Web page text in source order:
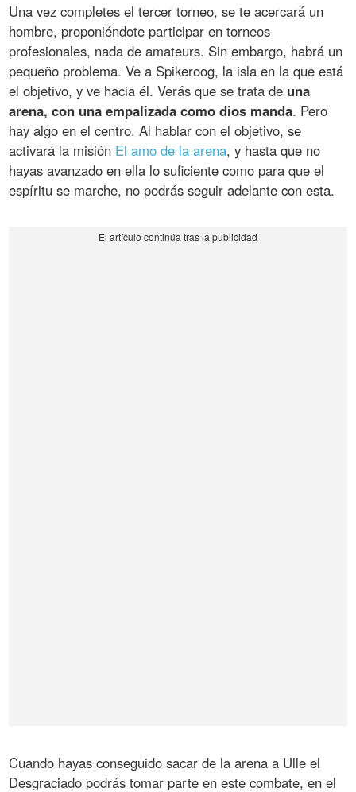
Una vez completes el tercer torneo, se te acercará un
hombre, proponiéndote participar en torneos
profesionales, nada de amateurs. Sin embargo, habrá un
pequeño problema. Ve a Spikeroog, la isla en la que está
el objetivo, y ve hacia él. Verás que se trata de una
arena, con una empalizada como dios manda. Pero
hay algo en el centro. Al hablar con el objetivo, se
activará la misión El amo de la arena, y hasta que no
hayas avanzado en ella lo suficiente como para que el
espíritu se marche, no podrás seguir adelante con esta.
Cuando hayas conseguido sacar de la arena a Ulle el
Desgraciado podrás tomar parte en este combate, en el